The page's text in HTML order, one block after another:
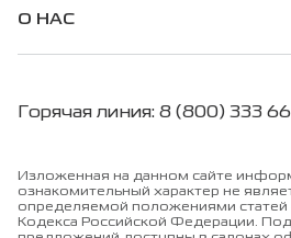
О НАС
Горячая линия: 8 (800) 333
Изложенная на данном сайте
ознакомительный характер не
определяемой положениями статей
Кодекса Российской Федерации.